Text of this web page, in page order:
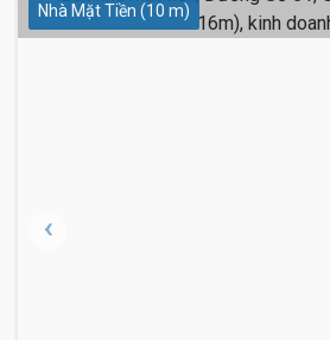
Nhà Mặt Tiền (10 m)